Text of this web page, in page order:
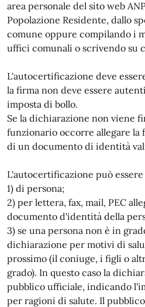
area personale del sito web
Popolazione Residente, dallo
comune oppure compilando i
uffici comunali o scrivendo su
L'autocertificazione deve
la firma non deve essere
imposta di bollo.
Se la dichiarazione non viene
funzionario occorre allegare la
di un documento di identità
L'autocertificazione può
1) di persona;
2) per lettera, fax, mail, PEC
documento d'identità della
3) se una persona non è in
dichiarazione per motivi di
prossimo (il coniuge, i figli o
grado). In questo caso la
pubblico ufficiale, indicando
per ragioni di salute. Il